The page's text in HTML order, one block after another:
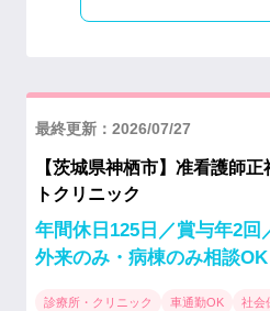
最終更新：2026/07/27
【茨城県神栖市】准看護師
トクリニック
年間休日125日／賞与年2回
外来のみ・病棟のみ相談OK
診療所・クリニック 車通勤OK 社会